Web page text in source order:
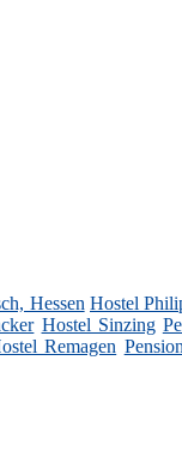
Hessen Hostel
Hostel Sinzing
Remagen